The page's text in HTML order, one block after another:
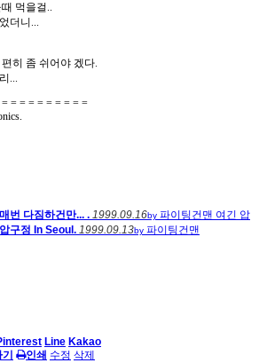
먹을걸..
더니...
히 좀 쉬어야 겠다.
...
= = = = = = = = =
매번 다짐하건만... . 1999.09.16by 파이팅건맨 여긴 압
구정 In Seoul. 1999.09.13by 파이팅건맨
Line Kakao
인쇄 수정 삭제